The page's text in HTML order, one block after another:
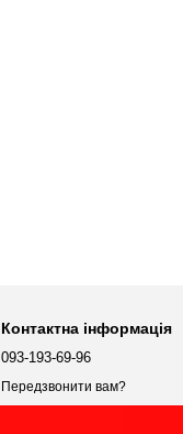
Контактна інформація
093-193-69-96
Передзвонити вам?